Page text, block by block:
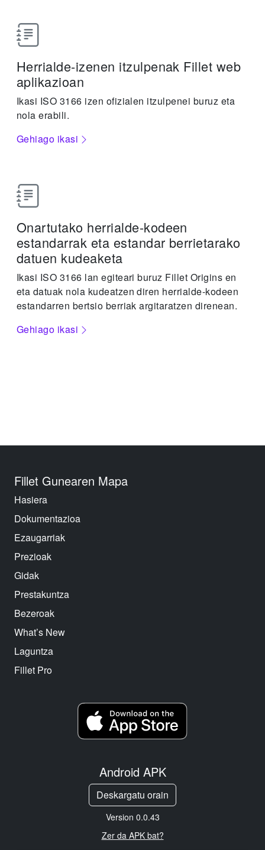
Herrialde-izenen itzulpenak Fillet web
aplikazioan
Ikasi ISO 3166 izen ofizialen itzulpenei buruz eta
nola erabili.
Gehiago ikasi
Onartutako herrialde-kodeen
estandarrak eta estandar berrietarako
datuen kudeaketa
Ikasi ISO 3166 lan egiteari buruz Fillet Origins en
eta datuak nola kudeatzen diren herrialde-kodeen
estandarren bertsio berriak argitaratzen direnean.
Gehiago ikasi
Fillet Gunearen Mapa
Hasiera
Dokumentazioa
Ezaugarriak
Prezioak
Gidak
Prestakuntza
Bezeroak
What’s New
Laguntza
Fillet Pro
Android APK
Deskargatu orain
Version 0.0.43
Zer da APK bat?